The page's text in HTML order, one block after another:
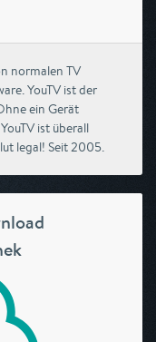
normalen TV
YouTV ist der
ein Gerät
ist überall
legal! Seit 2005.